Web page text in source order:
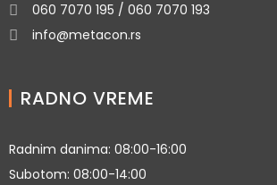
060 7070 195 / 060 7070 193
info@metacon.rs
RADNO VREME
Radnim danima: 08:00-16:00
Subotom: 08:00-14:00